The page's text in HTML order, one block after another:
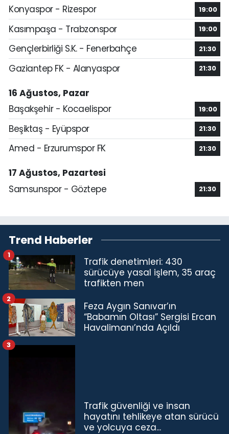
Konyaspor - Rizespor
19:00
Kasımpaşa - Trabzonspor 19:00
Gençlerbirliği S.K. - Fenerbahçe 21:30
Gaziantep FK - Alanyaspor 21:30
16 Ağustos, Pazar
Başakşehir - Kocaelispor
19:00
Beşiktaş - Eyüpspor 21:30
Amed - Erzurumspor FK 21:30
17 Ağustos, Pazartesi
Samsunspor - Göztepe
21:30
Trend Haberler
Trafik denetimleri: 430
sürücüye yasal işlem, 35 araç
trafikten men
1
Feza Aygın Sanıvar’ın
“Babamın Oltası” Sergisi Ercan
Havalimanı’nda Açıldı
2
Trafik güvenliği ve insan
hayatını tehlikeye atan sürücü
ve yolcuya ceza...
3